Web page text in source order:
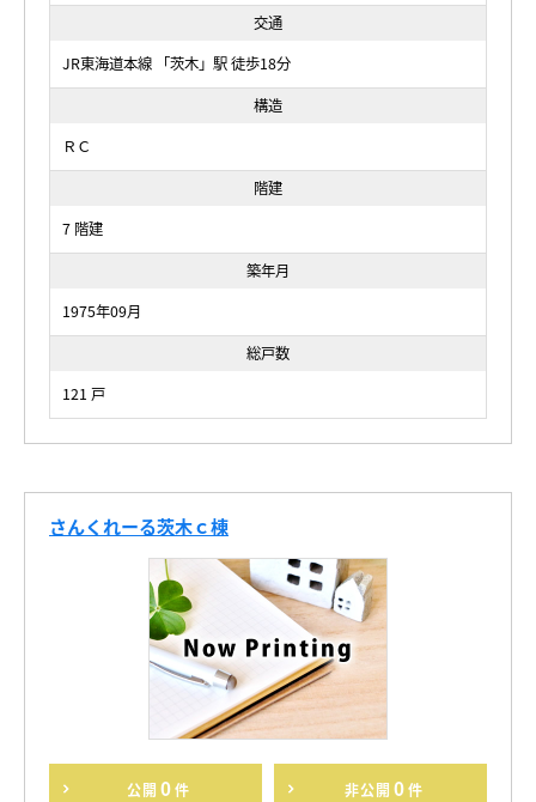
交通
JR東海道本線 「茨木」駅 徒歩18分
構造
ＲＣ
階建
7 階建
築年月
1975年09月
総戸数
121 戸
さんくれーる茨木ｃ棟
公開 0件 非公開 0件